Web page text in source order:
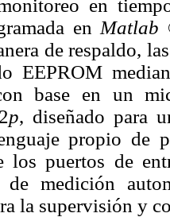
en
en Matlab
de respaldo,
EEPROM
base en un
p, diseñado para
propio de
los puertos de
de medición
la supervisión y